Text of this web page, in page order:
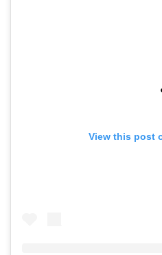
View this post